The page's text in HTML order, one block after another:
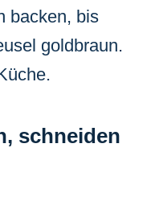
backen, bis
goldbraun.
schneiden